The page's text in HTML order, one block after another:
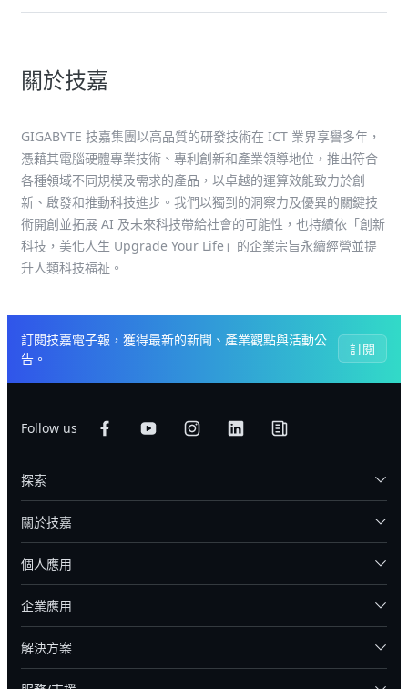
關於技嘉
GIGABYTE 技嘉集團以高品質的研發技術在 ICT 業界享譽多年，
憑藉其電腦硬體專業技術、專利創新和產業領導地位，推出符合
各種領域不同規模及需求的產品，以卓越的運算效能致力於創
新、啟發和推動科技進步。我們以獨到的洞察力及優異的關鍵技
術開創並拓展 AI 及未來科技帶給社會的可能性，也持續依「創新
科技，美化人生 Upgrade Your Life」的企業宗旨永續經營並提
升人類科技福祉。
訂閱技嘉電子報，獲得最新的新聞、產業觀點與活動公
告。
訂閱
Follow us
探索
關於技嘉
個人應用
企業應用
解決方案